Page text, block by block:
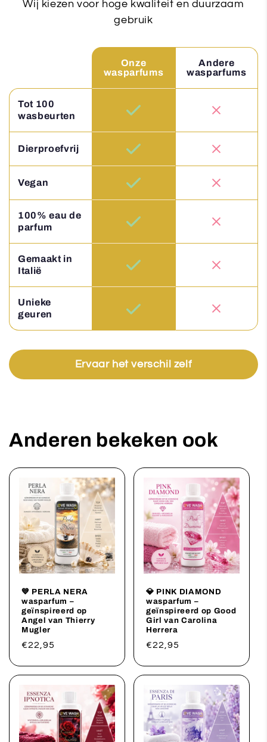
Wij kiezen voor hoge kwaliteit en duurzaam
gebruik
Onze
wasparfums
Andere
wasparfums
Tot 100
wasbeurten
Dierproefvrij
Vegan
100% eau de
parfum
Gemaakt in
Italië
Unieke
geuren
Ervaar het verschil zelf
Anderen bekeken ook
💙 PERLA NERA
wasparfum –
geïnspireerd op
Angel van Thierry
Mugler
Regular
€22,95
💎 PINK DIAMOND
wasparfum –
geïnspireerd op Good
Girl van Carolina
Herrera
Regular
€22,95